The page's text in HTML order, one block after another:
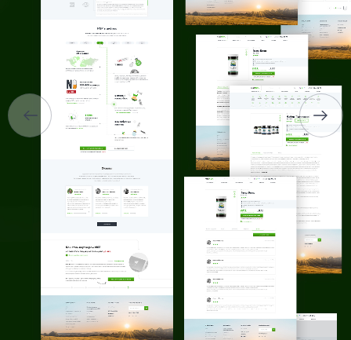
О НАС
УСЛУГИ
ПОРТФОЛИО
БРИФЫ
КАРЬЕРА
БЛОГ
КОНТАКТЫ